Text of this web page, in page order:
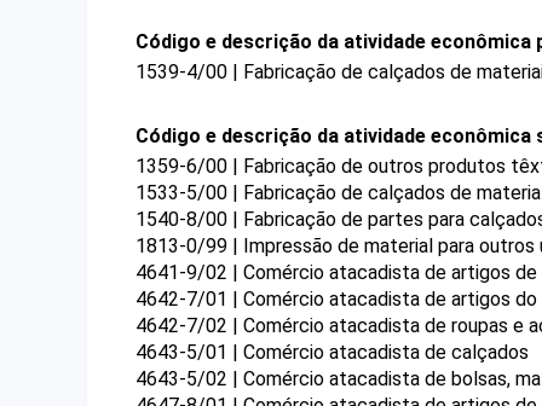
Código e descrição da atividade econômica
1539-4/00 | Fabricação de calçados de
Código e descrição da atividade econômica
1359-6/00 | Fabricação de outros produtos
1533-5/00 | Fabricação de calçados de
1540-8/00 | Fabricação de partes para
1813-0/99 | Impressão de material para outros
4641-9/02 | Comércio atacadista de artigos de
4642-7/01 | Comércio atacadista de artigos
4642-7/02 | Comércio atacadista de roupas e
4643-5/01 | Comércio atacadista de calçados
4643-5/02 | Comércio atacadista de bolsas,